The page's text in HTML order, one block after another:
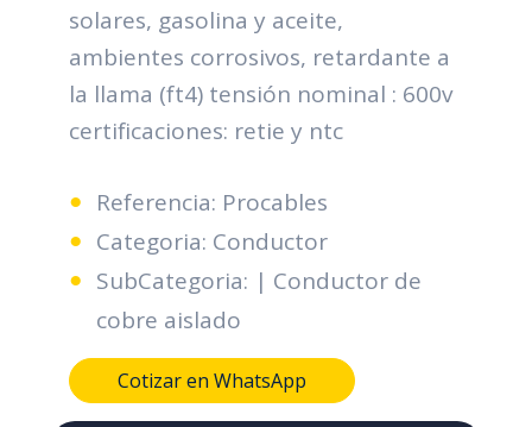
solares, gasolina y aceite,
ambientes corrosivos, retardante a
la llama (ft4) tensión nominal : 600v
certificaciones: retie y ntc
Referencia: Procables
Categoria: Conductor
SubCategoria: | Conductor de
cobre aislado
Cotizar en WhatsApp